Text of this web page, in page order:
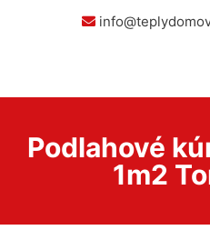
Podlahové
1m2